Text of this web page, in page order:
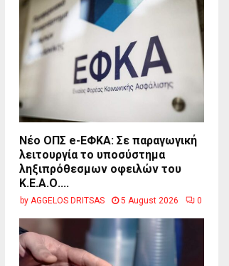
Νέο ΟΠΣ e-ΕΦΚΑ: Σε παραγωγική
λειτουργία το υποσύστημα
ληξιπρόθεσμων οφειλών του
Κ.Ε.Α.Ο....
by AGGELOS DRITSAS 5 August 2026 0